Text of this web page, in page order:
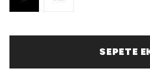
SEPETE